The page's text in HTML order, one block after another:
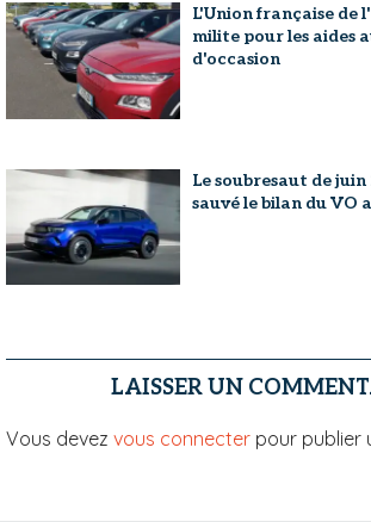
L'Union française de
milite pour les aides
d'occasion
Le soubresaut de
sauvé le bilan du VO
LAISSER UN
Vous devez vous connecter pour publier